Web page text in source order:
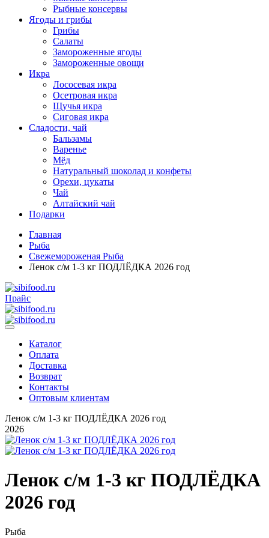
Рыбные консервы
Ягоды и грибы
Грибы
Салаты
Замороженные ягоды
Замороженные овощи
Икра
Лососевая икра
Осетровая икра
Щучья икра
Сиговая икра
Сладости, чай
Бальзамы
Варенье
Мёд
Натуральный шоколад и конфеты
Орехи, цукаты
Чай
Алтайский чай
Подарки
Главная
Рыба
Свежемороженая Рыба
Ленок с/м 1-3 кг ПОДЛЁДКА 2026 год
Прайс
Каталог
Оплата
Доставка
Возврат
Контакты
Оптовым клиентам
Ленок с/м 1-3 кг ПОДЛЁДКА 2026 год
2026
Ленок с/м 1-3 кг ПОДЛЁДКА
2026 год
Рыба